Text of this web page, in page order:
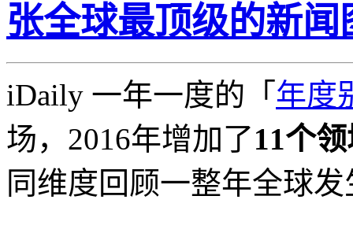
张全球最顶级的新闻
iDaily 一年一度的「 年度
场，2016年增加了11个
同维度回顾一整年全球